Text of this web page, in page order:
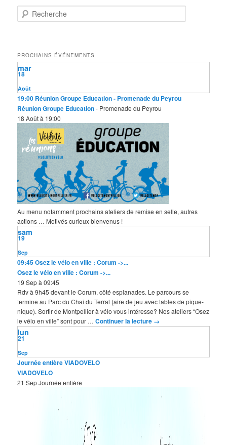
e
r
c
h
e
PROCHAINS ÉVÉNEMENTS
Août
18
mar
19:00 Réunion Groupe Education- Promenade du Peyrou
Réunion Groupe Education- Promenade du Peyrou
18 Août à 19:00
Au menu notamment prochains ateliers de remise en selle, autres
actions … Motivés curieux bienvenus !
Sep
19
sam
09:45Osez le vélo en ville : Corum ->...
Osez le vélo en ville : Corum ->...
19 Sep à 09:45
Rdv à 9h45 devant le Corum, côté esplanades. Le parcours se
termine au Parc du Chai du Terral (aire de jeu avec tables de pique-
nique). Sortir de Montpellier à vélo vous intéresse? Nos ateliers “Osez
le vélo en ville” sont pour …Continuer la lecture →
Sep
21
lun
Journée entièreVIADOVELO
VIADOVELO
21 SepJournée entière